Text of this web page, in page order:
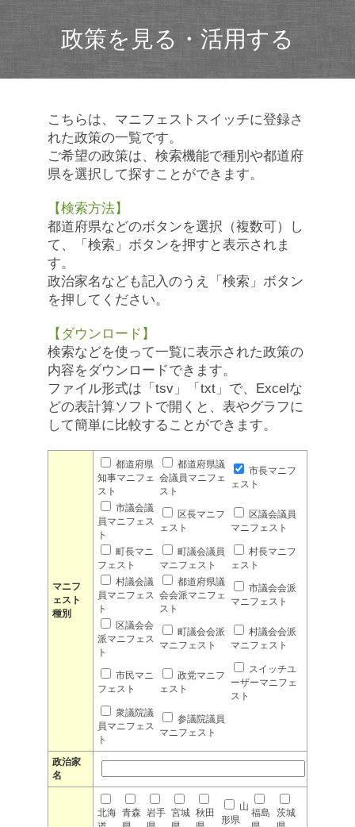
政策を見る・活用する
こちらは、マニフェストスイッチに登録さ
れた政策の一覧です。
ご希望の政策は、検索機能で種別や都道府
県を選択して探すことができます。
【検索方法】
都道府県などのボタンを選択（複数可）し
て、「検索」ボタンを押すと表示されま
す。
政治家名なども記入のうえ「検索」ボタン
を押してください。
【ダウンロード】
検索などを使って一覧に表示された政策の
内容をダウンロードできます。
ファイル形式は「tsv」「txt」で、Excelな
どの表計算ソフトで開くと、表やグラフに
して簡単に比較することができます。
マニフ
ェスト
種別
都道府県
知事マニフェ
スト
都道府県議
会議員マニフェ
スト
市長マニフ
ェスト
市議会議
員マニフェス
ト
区長マニフ
ェスト
区議会議員
マニフェスト
町長マニ
フェスト
町議会議員
マニフェスト
村長マニフ
ェスト
村議会議
員マニフェス
ト
都道府県議
会会派マニフェ
スト
市議会会派
マニフェスト
区議会会
派マニフェス
ト
町議会会派
マニフェスト
村議会会派
マニフェスト
市民マニ
フェスト
政党マニフ
ェスト
スイッチユ
ーザーマニフェ
スト
衆議院議
員マニフェス
ト
参議院議員
マニフェスト
政治家
名
北海 青森 岩手 宮城 秋田
山
形県
福島
茨城